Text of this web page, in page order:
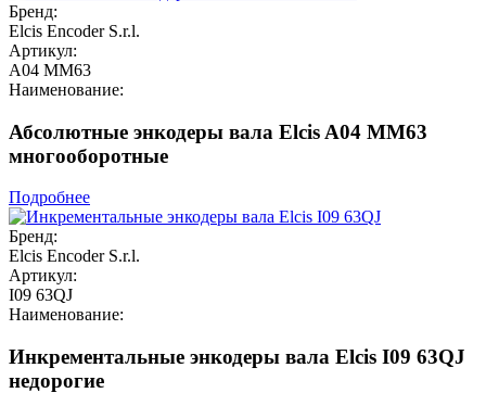
Бренд:
Elcis Encoder S.r.l.
Артикул:
A04 MM63
Наименование:
Абсолютные энкодеры вала Elcis A04 MM63
многооборотные
Подробнее
Бренд:
Elcis Encoder S.r.l.
Артикул:
I09 63QJ
Наименование:
Инкрементальные энкодеры вала Elcis I09 63QJ
недорогие